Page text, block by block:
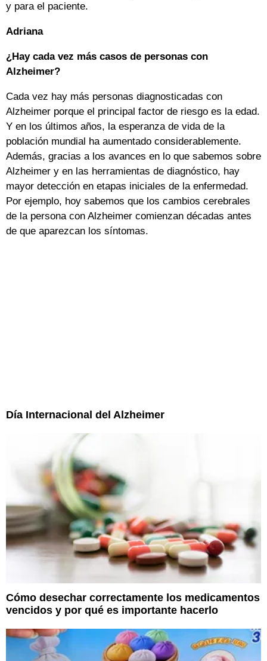
y para el paciente.
Adriana
¿Hay cada vez más casos de personas con
Alzheimer?
Cada vez hay más personas diagnosticadas con
Alzheimer porque el principal factor de riesgo es la edad.
Y en los últimos años, la esperanza de vida de la
población mundial ha aumentado considerablemente.
Además, gracias a los avances en lo que sabemos sobre
Alzheimer y en las herramientas de diagnóstico, hay
mayor detección en etapas iniciales de la enfermedad.
Por ejemplo, hoy sabemos que los cambios cerebrales
de la persona con Alzheimer comienzan décadas antes
de que aparezcan los síntomas.
Día Internacional del Alzheimer
Cómo desechar correctamente los medicamentos
vencidos y por qué es importante hacerlo